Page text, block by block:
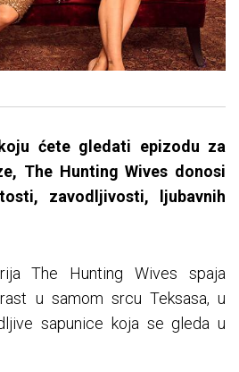
ćete gledati epizodu za
The Hunting Wives donosi
zavodljivosti, ljubavnih
The Hunting Wives spaja
u samom srcu Teksasa, u
sapunice koja se gleda u